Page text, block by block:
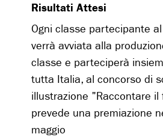
Risultati Attesi
Ogni classe partecipante
verrà avviata alla
classe e parteciperà
tutta Italia, al concorso di
illustrazione "Raccontare
prevede una premiazione
maggio